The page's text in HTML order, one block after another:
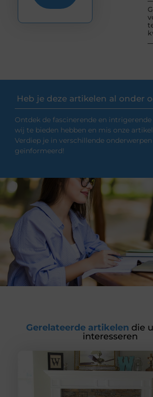
Heb je deze artikelen al onder
Ontdek de fascinerende en
wij te bieden hebben en mis onze
Verdiep je in verschillende
geïnformeerd!
Gerelateerde artikelen die
interesseren